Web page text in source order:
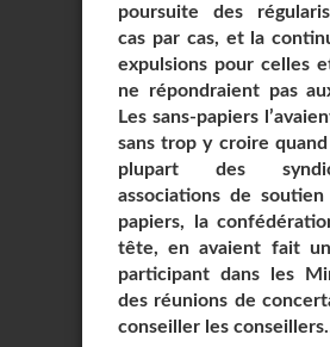
poursuite des
cas par cas, et la
expulsions pour celles
ne répondraient pas
Les sans-papiers
sans trop y croire quand
plupart des
associations de soutien
papiers, la
tête, en avaient fait
participant dans les
des réunions de
conseiller les